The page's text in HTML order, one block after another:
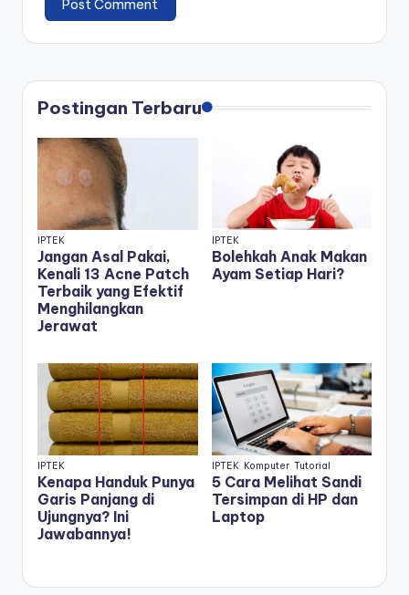
Postingan Terbaru
IPTEK
Jangan Asal Pakai,
Kenali 13 Acne Patch
Terbaik yang Efektif
Menghilangkan
Jerawat
IPTEK
Bolehkah Anak Makan
Ayam Setiap Hari?
IPTEK
Kenapa Handuk Punya
Garis Panjang di
Ujungnya? Ini
Jawabannya!
IPTEK Komputer Tutorial
5 Cara Melihat Sandi
Tersimpan di HP dan
Laptop